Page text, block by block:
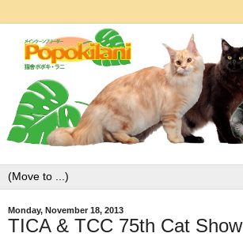
Monday, November 18, 2013
TICA & TCC 75th Cat Show